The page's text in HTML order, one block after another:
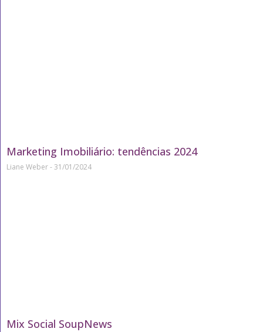
Marketing Imobiliário: tendências 2024
Liane Weber 31/01/2024
Mix Social SoupNews